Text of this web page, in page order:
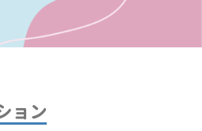
ョン